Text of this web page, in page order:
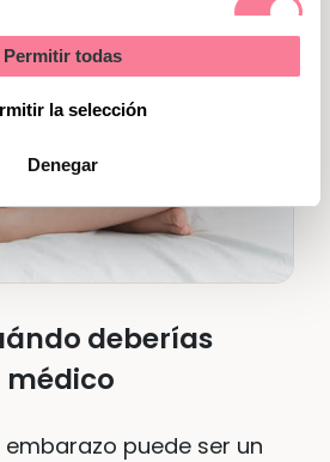
Permitir todas
la selección
Denegar
deberías
embarazo puede ser un